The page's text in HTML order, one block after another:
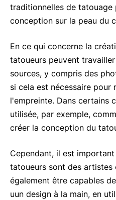
traditionnelles de tatouage
conception sur la peau du
En ce qui concerne la
tatoueurs peuvent
sources, y compris des
si cela est nécessaire pour
l'empreinte. Dans certains
utilisée, par exemple,
créer la conception du
Cependant, il est
tatoueurs sont des artistes
également être capables
uun design à la main, en